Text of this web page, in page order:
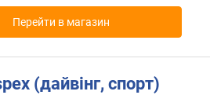
Перейти в магазин
(дайвінг, спорт)